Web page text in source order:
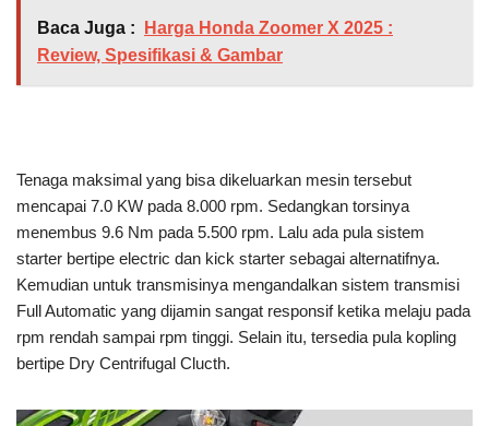
Baca Juga :
Harga Honda Zoomer X 2025 :
Review, Spesifikasi & Gambar
Tenaga maksimal yang bisa dikeluarkan mesin tersebut
mencapai 7.0 KW pada 8.000 rpm. Sedangkan torsinya
menembus 9.6 Nm pada 5.500 rpm. Lalu ada pula sistem
starter bertipe electric dan kick starter sebagai alternatifnya.
Kemudian untuk transmisinya mengandalkan sistem transmisi
Full Automatic yang dijamin sangat responsif ketika melaju pada
rpm rendah sampai rpm tinggi. Selain itu, tersedia pula kopling
bertipe Dry Centrifugal Clucth.